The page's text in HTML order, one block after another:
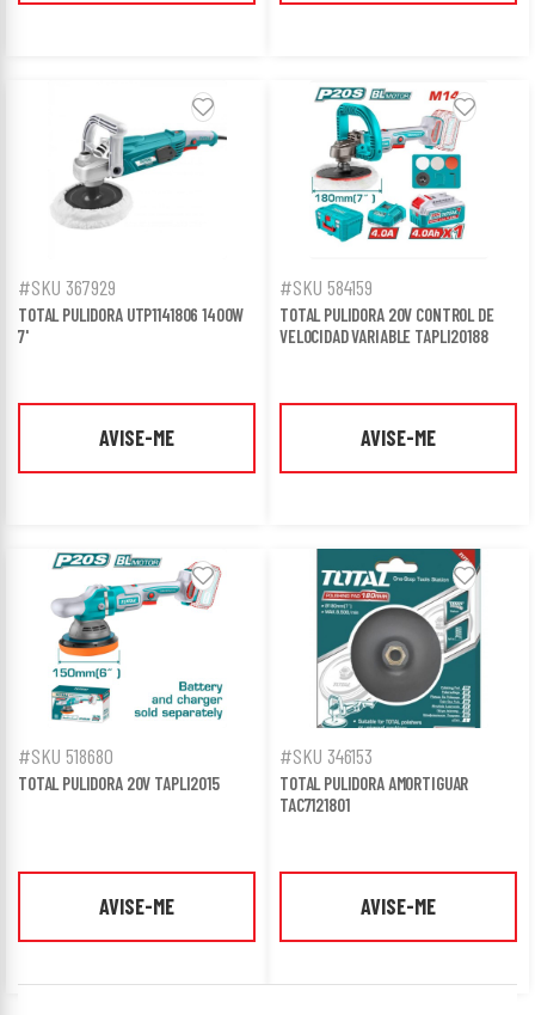
#SKU 367929
TOTAL PULIDORA UTP1141806 1400W
7'
AVISE-ME
#SKU 584159
TOTAL PULIDORA 20V CONTROL DE
VELOCIDAD VARIABLE TAPLI20188
AVISE-ME
#SKU 518680
TOTAL PULIDORA 20V TAPLI2015
AVISE-ME
#SKU 346153
TOTAL PULIDORA AMORTIGUAR
TAC7121801
AVISE-ME